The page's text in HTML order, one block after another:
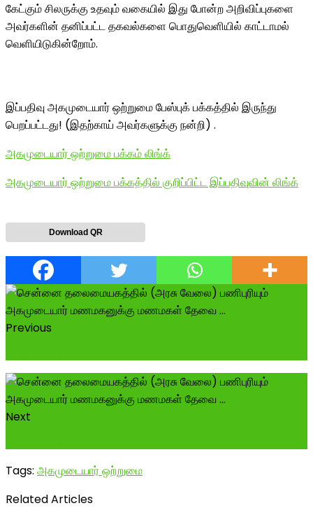
கேட்கும் சிலருக்கு உதவும் வகையில் இது போன்ற அறிவிப்புகளை
அவர்களின் தனிப்பட்ட தகவல்களை பொதுவெளியில் காட்டாமல்
வெளியிடுகின்றோம்.
இப்பதிவு அகமுடையார் ஒற்றுமை பேஸ்புக் பக்கத்தில் இருந்து
பெறப்பட்டது! (இதற்காய் அவர்களுக்கு நன்றி) .
அகமுடையார் ஒற்றுமை பக்கம் லிங்க்
அகமுடையார் ஒற்றுமை பக்கத்தில் குறிப்பிட்ட இப்பதிவுவின் லிங்க்
Download QR
Previous
Next
Tags: அகமுடையார் ஒற்றுமை
Related Articles